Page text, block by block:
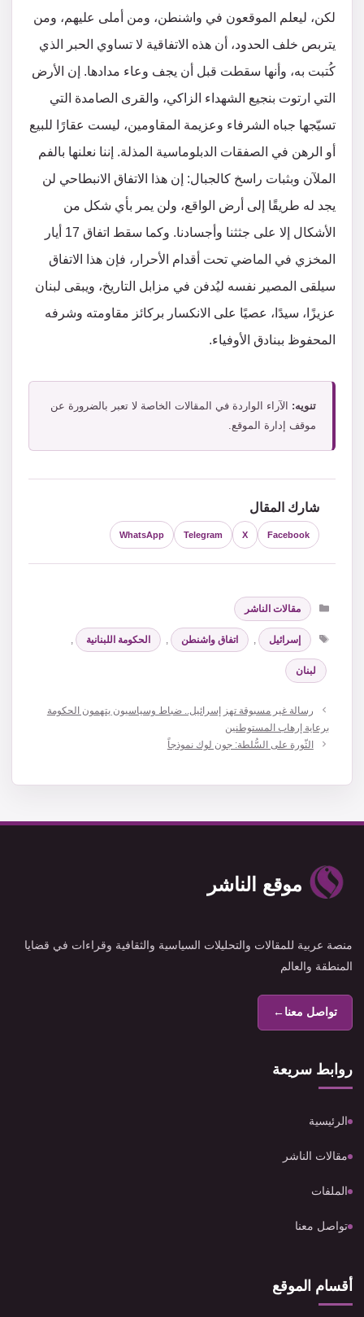
لكن، ليعلم الموقعون في واشنطن، ومن أملى عليهم، ومن
يتربص خلف الحدود، أن هذه الاتفاقية لا تساوي الحبر الذي
كُتبت به، وأنها سقطت قبل أن يجف وعاء مدادها. إن الأرض
التي ارتوت بنجيع الشهداء الزاكي، والقرى الصامدة التي
تسيّجها جباه الشرفاء وعزيمة المقاومين، ليست عقارًا للبيع
أو الرهن في الصفقات الدبلوماسية المذلة. إننا نعلنها بالفم
الملآن وبثبات راسخ كالجبال: إن هذا الاتفاق الانبطاحي لن
يجد له طريقًا إلى أرض الواقع، ولن يمر بأي شكل من
الأشكال إلا على جثثنا وأجسادنا. وكما سقط اتفاق 17 أيار
المخزي في الماضي تحت أقدام الأحرار، فإن هذا الاتفاق
سيلقى المصير نفسه ليُدفن في مزابل التاريخ، ويبقى لبنان
عزيزًا، سيدًا، عصيًا على الانكسار بركائز مقاومته وشرفه
المحفوظ ببنادق الأوفياء.
تنويه: الآراء الواردة في المقالات الخاصة لا تعبر بالضرورة عن
موقف إدارة الموقع.
شارك المقال
Facebook
X
Telegram
WhatsApp
التصنيفات
مقالات الناشر
الوسوم
إسرائيل اتفاق واشنطن الحكومة اللبنانية
لبنان
رسالة غير مسبوقة تهز إسرائيل.. ضباط وسياسيون يتهمون الحكومة
برعاية إرهاب المستوطنين
الثّورة على السُّلطة: جون لوك نموذجاً
موقع الناشر
منصة عربية للمقالات والتحليلات السياسية والثقافية وقراءات في قضايا
المنطقة والعالم
تواصل معنا←
روابط سريعة
الرئيسية
مقالات الناشر
الملفات
تواصل معنا
أقسام الموقع